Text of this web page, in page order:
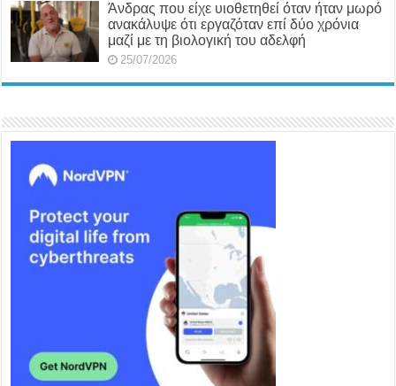
Άνδρας που είχε υιοθετηθεί όταν ήταν μωρό
ανακάλυψε ότι εργαζόταν επί δύο χρόνια
μαζί με τη βιολογική του αδελφή
25/07/2026